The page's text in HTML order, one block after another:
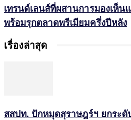
เทรนด์เลนส์ที่ผสานการมองเห็
พร้อมรุกตลาดพรีเมียมครึ่งปีหลัง
เรื่องล่าสุด
สสปท. ปักหมุดสุราษฎร์ฯ ยกระดั